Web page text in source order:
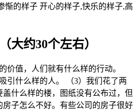
惭的样子 开心的样子,快乐的样子,高
大约30个左右）
价值，人们就有什么样的行动。
引什么样的人。 （3）我们花了两
什么样的楼，图纸没有公布过，但
子怎么不好。有些公司的房子很好